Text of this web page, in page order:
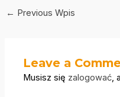
Post
← Previous Wpis
Leave a
Musisz się zalogować